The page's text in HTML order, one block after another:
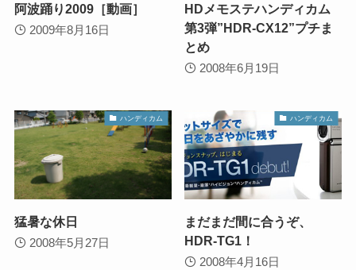
阿波踊り2009［動画］
2009年8月16日
HDメモステハンディカム
第3弾”HDR-CX12”プチま
とめ
2008年6月19日
ハンディカム
猛暑な休日
2008年5月27日
ハンディカム
まだまだ間に合うぞ、
HDR-TG1！
2008年4月16日